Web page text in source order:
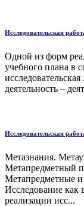
Исследовательская
Одной из форм
учебного плана в
деятельность –
Исследовательская
Метазнания.
Метапредметный
Метапредметные и
Исследование как
реализации исс...